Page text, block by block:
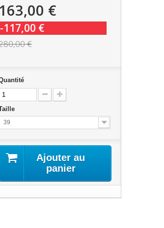
163,00 €
-117,00 €
€
39
Ajouter au
panier